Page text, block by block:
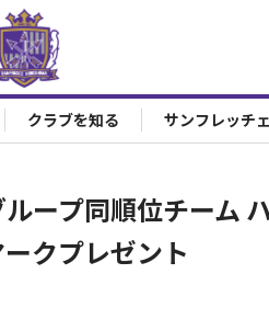
クラブを知る サンフレッチ
ープ同順位チーム
クプレゼント